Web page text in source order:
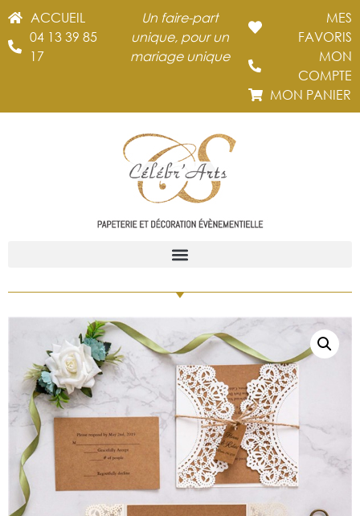
ACCUEIL
04 13 39 85
17
Un faire-part
unique, pour un
mariage unique
MES
FAVORIS
MON
COMPTE
MON PANIER